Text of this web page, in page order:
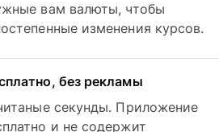
вам валюты, чтобы
изменения курсов.
без рекламы
секунды. Приложение
и не содержит